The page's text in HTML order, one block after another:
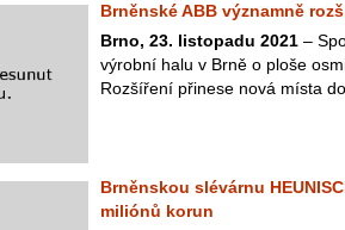
Brněnské ABB významně
Brno, 23. listopadu 2021 –
výrobní halu v Brně o ploše
Rozšíření přinese nová místa
Brněnskou slévárnu
miliónů korun